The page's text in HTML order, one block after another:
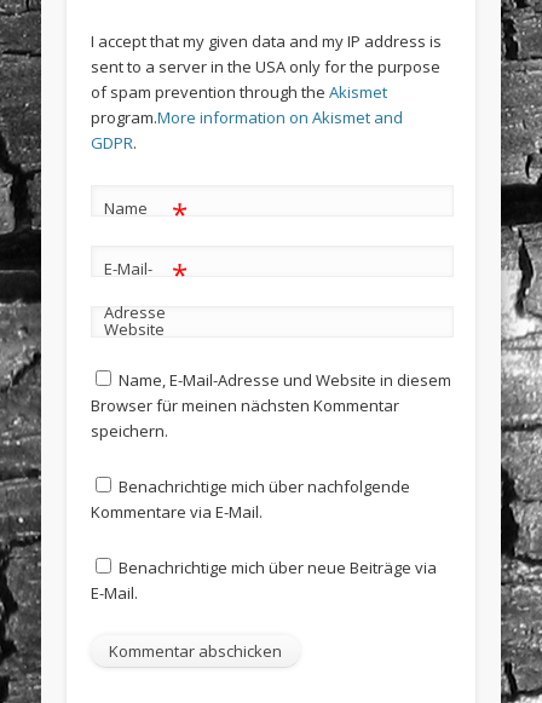
I accept that my given data and my IP address is
sent to a server in the USA only for the purpose
of spam prevention through the Akismet
program.More information on Akismet and
GDPR.
Name *
E-Mail-
Adresse
*
Website
Name, E-Mail-Adresse und Website in diesem
Browser für meinen nächsten Kommentar
speichern.
Benachrichtige mich über nachfolgende
Kommentare via E-Mail.
Benachrichtige mich über neue Beiträge via
E-Mail.